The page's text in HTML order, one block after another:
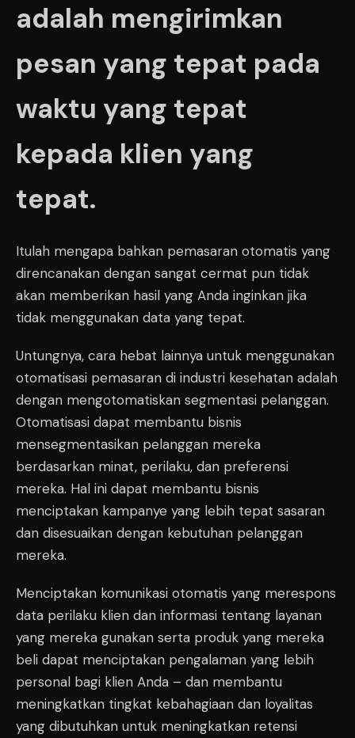
adalah mengirimkan
pesan yang tepat pada
waktu yang tepat
kepada klien yang
tepat.
Itulah mengapa bahkan pemasaran otomatis yang
direncanakan dengan sangat cermat pun tidak
akan memberikan hasil yang Anda inginkan jika
tidak menggunakan data yang tepat.
Untungnya, cara hebat lainnya untuk menggunakan
otomatisasi pemasaran di industri kesehatan adalah
dengan mengotomatiskan segmentasi pelanggan.
Otomatisasi dapat membantu bisnis
mensegmentasikan pelanggan mereka
berdasarkan minat, perilaku, dan preferensi
mereka. Hal ini dapat membantu bisnis
menciptakan kampanye yang lebih tepat sasaran
dan disesuaikan dengan kebutuhan pelanggan
mereka.
Menciptakan komunikasi otomatis yang merespons
data perilaku klien dan informasi tentang layanan
yang mereka gunakan serta produk yang mereka
beli dapat menciptakan pengalaman yang lebih
personal bagi klien Anda – dan membantu
meningkatkan tingkat kebahagiaan dan loyalitas
yang dibutuhkan untuk meningkatkan retensi